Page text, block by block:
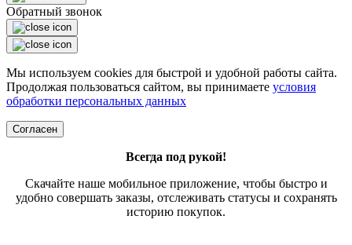
Обратный звонок
Мы используем cookies для быстрой и удобной работы сайта.
Продолжая пользоваться сайтом, вы принимаете условия
обработки персональных данных
Согласен
Всегда под рукой!
Скачайте наше мобильное приложение, чтобы быстро и
удобно совершать заказы, отслеживать статусы и сохранять
историю покупок.